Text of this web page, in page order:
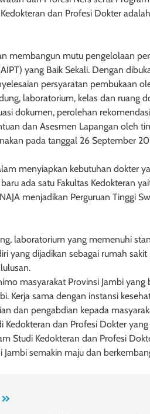
dan Profesi Dokter
membangun mutu pengelolaan
yang Baik Sekali. Dengan
persyaratan pembukaan
laboratorium, kelas dan ruang
dokumen, perolehan
dan Asesmen Lapangan oleh
pada tanggal 26 September
menyiapkan kebutuhan dokter
ada satu Fakultas Kedokteran
menjadikan Perguruan Tinggi
laboratorium yang memenuhi
yang dijadikan sebagai rumah
masyarakat Provinsi Jambi yang
Kerja sama dengan instansi
dan pengabdian kepada
dan Profesi Dokter yang
Studi Kedokteran dan Profesi
semakin maju dan